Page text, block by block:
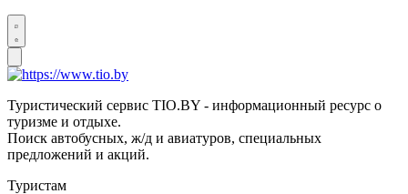
Туристический сервис TIO.BY - информационный ресурс о
туризме и отдыхе.
Поиск автобусных, ж/д и авиатуров, специальных
предложений и акций.
Туристам